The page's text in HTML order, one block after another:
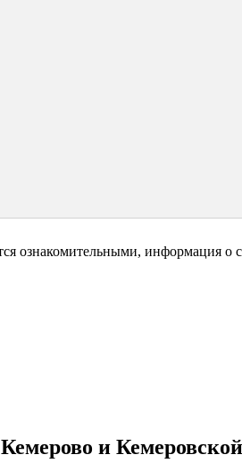
ознакомительными, информация о
и